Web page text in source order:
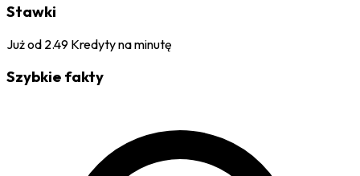
Stawki
Już od 2.49 Kredyty na minutę
Szybkie fakty